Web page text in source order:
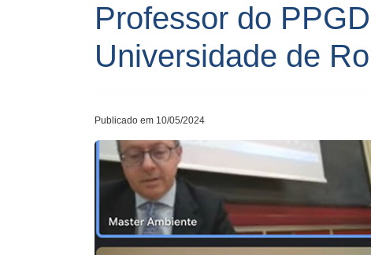
Professor do
Universidade de
Publicado em 10/05/2024